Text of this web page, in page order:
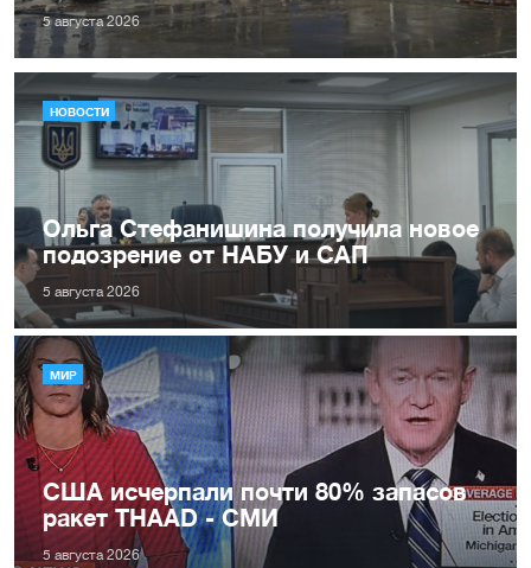
5 августа 2026
НОВОСТИ
Ольга Стефанишина получила новое
подозрение от НАБУ и САП
5 августа 2026
МИР
США исчерпали почти 80% запасов
ракет THAAD - СМИ
5 августа 2026